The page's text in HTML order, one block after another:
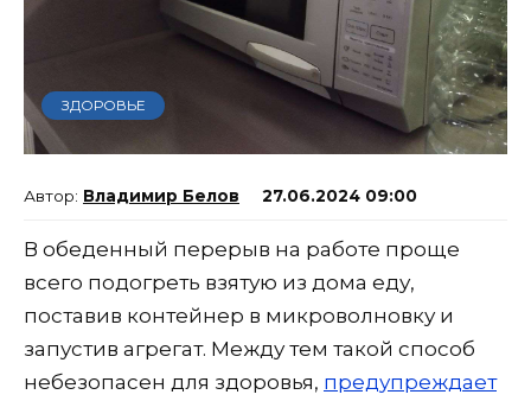
ЗДОРОВЬЕ
Владимир Белов 27.06.2024 09:00
В обеденный перерыв на работе проще
всего подогреть взятую из дома еду,
поставив контейнер в микроволновку и
запустив агрегат. Между тем такой способ
небезопасен для здоровья, предупреждает